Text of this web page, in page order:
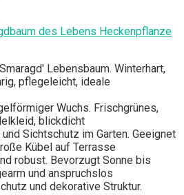
des Lebens Heckenpflanze
Lebensbaum. Winterhart,
pflegeleicht, ideale
Wuchs. Frischgrünes,
blickdicht
Sichtschutz im Garten. Geeignet
Kübel auf Terrasse
robust. Bevorzugt Sonne bis
und anspruchslos
und dekorative Struktur.